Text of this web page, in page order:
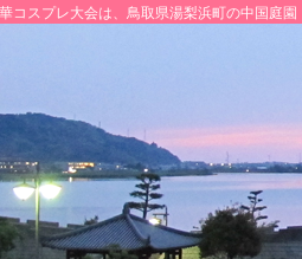
スプレ大会は、鳥取県湯梨浜町の中国庭